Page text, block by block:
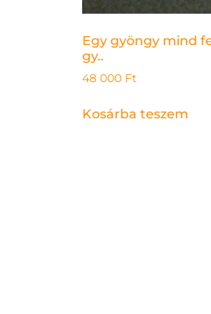
Egy gyöngy mind
gy..
48 000 Ft
Kosárba teszem